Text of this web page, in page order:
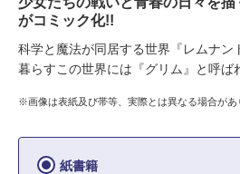
がコミック化!!
科学と魔法が同居する世界『レムナン
暮らすこの世界には『グリム』と呼ば
※画像は表紙及び帯等、実際とは異なる場合があ
紙書籍